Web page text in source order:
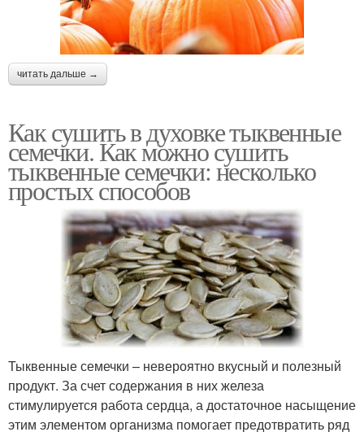
читать дальше →
Как сушить в духовке тыквенные
семечки. Как можно сушить
тыквенные семечки: несколько
простых способов
Тыквенные семечки – невероятно вкусный и полезный
продукт. За счет содержания в них железа
стимулируется работа сердца, а достаточное насыщение
этим элементом организма помогает предотвратить ряд